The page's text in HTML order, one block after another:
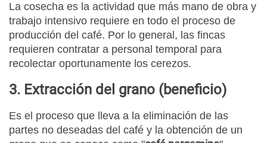
La cosecha es la actividad que más mano de obra y
trabajo intensivo requiere en todo el proceso de
producción del café. Por lo general, las fincas
requieren contratar a personal temporal para
recolectar oportunamente los cerezos.
3. Extracción del grano (beneficio)
Es el proceso que lleva a la eliminación de las
partes no deseadas del café y la obtención de un